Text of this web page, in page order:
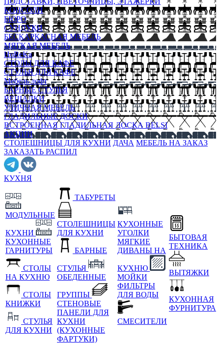
КОНСОЛИ
БЮРО
СУНДУКИ
БЕСКАРКАСНАЯ МЕБЕЛЬ
МЯГКАЯ МЕБЕЛЬ
HoReKa
СТОЛЫ ДЛЯ КАФЕ
СТУЛЬЯ ДЛЯ КАФЕ
Мебель лофт
БАРНЫЕ СТУЛЬЯ
ВЕШАЛКИ
УЛИЧНАЯ МЕБЕЛЬ
ГЛАДИЛЬНЫЕ ДОСКИ
ВСТРОЕННАЯ ГЛАДИЛЬНАЯ ДОСКА BELSI
АКЦИИ
СТОЛЕШНИЦЫ ДЛЯ КУХНИ ДАЧА МЕБЕЛЬ НА ЗАКАЗ
ЗАКАЗАТЬ РАСПИЛ
КУХНЯ
МОДУЛЬНЫЕ
КУХНИ
КУХОННЫЕ
ГАРНИТУРЫ
СТОЛЫ
НА КУХНЮ
СТОЛЫ
КНИЖКИ
СТУЛЬЯ
ДЛЯ КУХНИ
ТАБУРЕТЫ
СТОЛЕШНИЦЫ
ДЛЯ КУХНИ
БАРНЫЕ
СТУЛЬЯ
ОБЕДЕННЫЕ
ГРУППЫ
СТЕНОВЫЕ
ПАНЕЛИ ДЛЯ
КУХНИ
(КУХОННЫЕ
ФАРТУКИ)
КУХОННЫЕ
УГОЛКИ
МЯГКИЕ
ДИВАНЫ НА
КУХНЮ
МОЙКИ
ФИЛЬТРЫ
ДЛЯ ВОДЫ
СМЕСИТЕЛИ
БЫТОВАЯ
ТЕХНИКА
ВЫТЯЖКИ
КУХОННАЯ
ФУРНИТУРА